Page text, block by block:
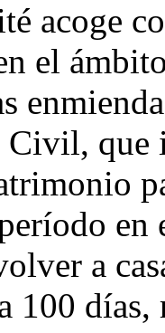
acoge
el
que
en
a
100